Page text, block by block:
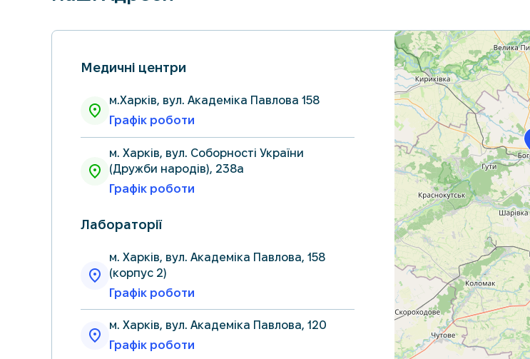
Медичні центри
м.Харків, вул. Академіка Павлова 158
Графік роботи
м. Харків, вул. Соборності України
(Дружби народів), 238а
Графік роботи
Лабораторії
м. Харків, вул. Академіка Павлова, 158
(корпус 2)
Графік роботи
м. Харків, вул. Академіка Павлова, 120
Графік роботи
+
−